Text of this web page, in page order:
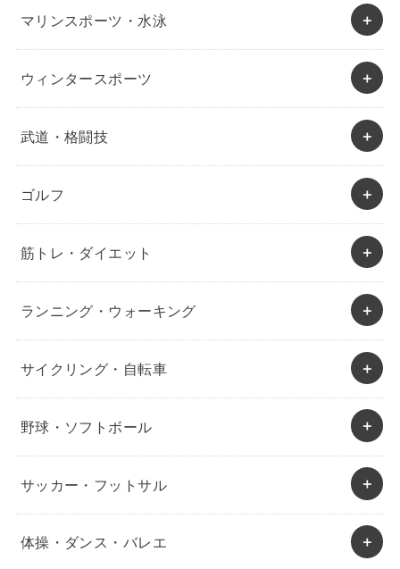
マリンスポーツ・水泳
ウィンタースポーツ
武道・格闘技
ゴルフ
筋トレ・ダイエット
ランニング・ウォーキング
サイクリング・自転車
野球・ソフトボール
サッカー・フットサル
体操・ダンス・バレエ